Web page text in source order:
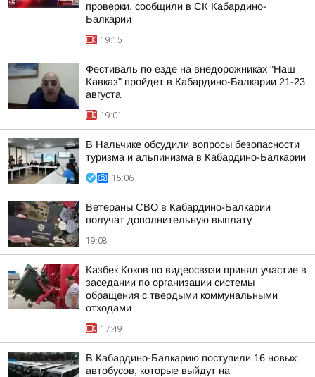
проверки, сообщили в СК Кабардино-
Балкарии
19:15
Фестиваль по езде на внедорожниках "Наш
Кавказ" пройдет в Кабардино-Балкарии 21-23
августа
19:01
В Нальчике обсудили вопросы безопасности
туризма и альпинизма в Кабардино-Балкарии
15:06
Ветераны СВО в Кабардино-Балкарии
получат дополнительную выплату
19:08
Казбек Коков по видеосвязи принял участие в
заседании по организации системы
обращения с твердыми коммунальными
отходами
17:49
В Кабардино-Балкарию поступили 16 новых
автобусов, которые выйдут на